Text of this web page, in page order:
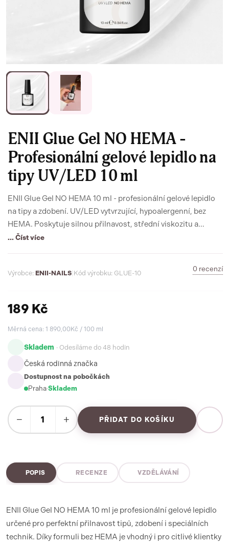
ENII Glue Gel NO HEMA -
Profesionální gelové lepidlo na
tipy UV/LED 10 ml
ENII Glue Gel NO HEMA 10 ml - profesionální gelové lepidlo
na tipy a zdobení. UV/LED vytvrzující, hypoalergenní, bez
HEMA. Poskytuje silnou přilnavost, střední viskozitu a
snadnou aplikaci štětcem.
... Číst více
Výrobce: ENII-NAILS Kód výrobku: GLUE-10
0 recenzí
189 Kč
Měrná cena: 1 890,00Kč / 100 ml
Skladem · Odesíláme do 48 hodin
Česká rodinná značka
Dostupnost na pobočkách
Praha·Skladem
− + PŘIDAT DO KOŠÍKU
POPIS RECENZE VZDĚLÁVÁNÍ
ENII Glue Gel NO HEMA 10 ml je profesionální gelové lepidlo
určené pro perfektní přilnavost tipů, zdobení i speciálních
technik. Díky formuli bez HEMA je vhodný i pro citlivé klientky